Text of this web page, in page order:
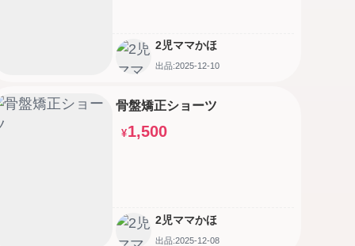
2児ママかほ
出品:2025-12-10
骨盤矯正ショーツ
¥1,500
2児ママかほ
出品:2025-12-08